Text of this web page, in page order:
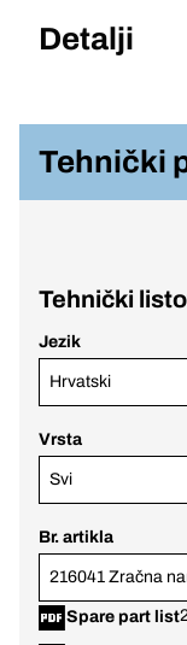
Detalji
Tehnički
Tehnički
Jezik
Hrvatski
Vrsta
Svi
Br. artikla
216041 Zračna
Spare part list